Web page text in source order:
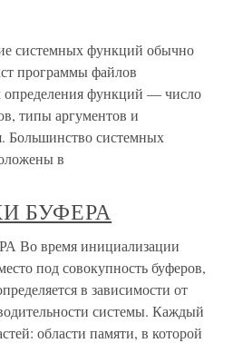
системных функций обычно
программы файлов
определения функций — число
типы аргументов и
Большинство системных
в
БУФЕРА
время инициализации
под совокупность буферов,
в зависимости от
системы. Каждый
области памяти, в которой